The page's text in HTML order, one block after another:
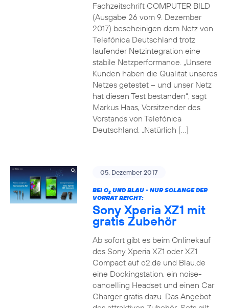
Fachzeitschrift COMPUTER BILD
(Ausgabe 26 vom 9. Dezember
2017) bescheinigen dem Netz von
Telefónica Deutschland trotz
laufender Netzintegration eine
stabile Netzperformance. „Unsere
Kunden haben die Qualität unseres
Netzes getestet – und unser Netz
hat diesen Test bestanden“, sagt
Markus Haas, Vorsitzender des
Vorstands von Telefónica
Deutschland. „Natürlich […]
05. Dezember 2017
BEI O2UND BLAU - NUR SOLANGE DER
VORRAT REICHT:
Sony Xperia XZ1 mit
gratis Zubehör
Ab sofort gibt es beim Onlinekauf
des Sony Xperia XZ1 oder XZ1
Compact auf o2.de und Blau.de
eine Dockingstation, ein noise-
cancelling Headset und einen Car
Charger gratis dazu. Das Angebot